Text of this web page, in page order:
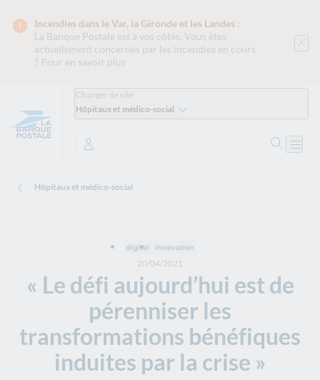
Incendies dans le Var, la Gironde et les Landes :
La Banque Postale est à vos côtés. Vous êtes
actuellement concernés par les incendies en cours
? Pour en savoir plus
Changer de site
Hôpitaux et médico-social
Se connecter
Hôpitaux et médico-social
« Le défi aujourd’hui est de
pérenniser les
transformations bénéfiques
induites par la crise »
20/04/2021
digital innovation